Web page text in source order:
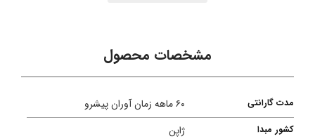
مشخصات محصول
مدت گارانتی ۶۰ ماهه زمان آوران پیشرو
کشور مبدا ژاپن